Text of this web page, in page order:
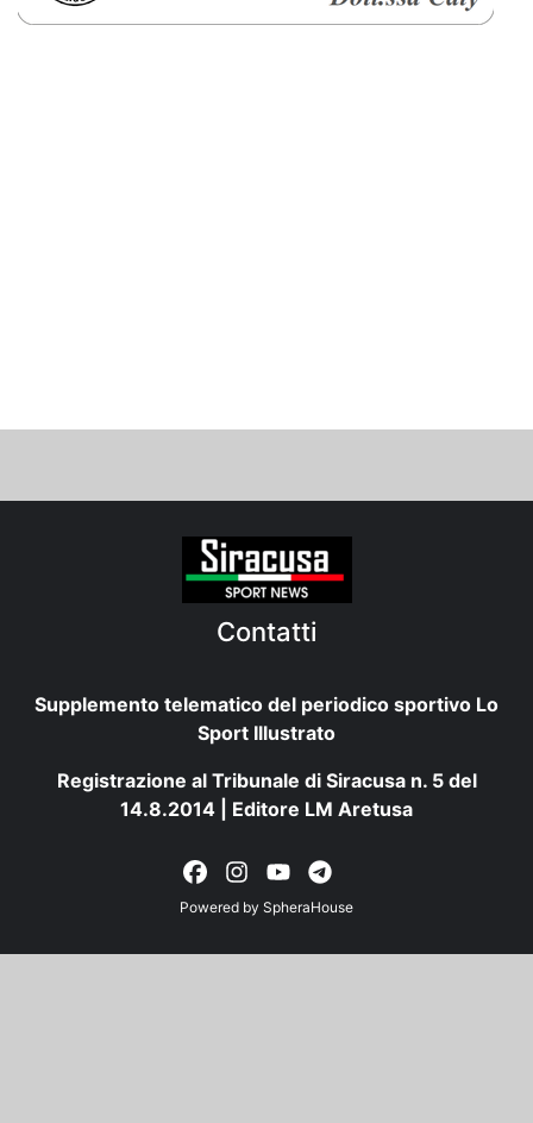
Contatti
Supplemento telematico del periodico sportivo Lo
Sport Illustrato
Registrazione al Tribunale di Siracusa n. 5 del
14.8.2014 | Editore LM Aretusa
Powered by SpheraHouse